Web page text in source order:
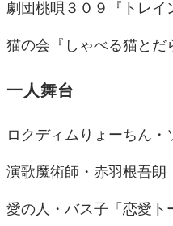
劇団桃唄３０９『トレイ
猫の会『しゃべる猫と
一人舞台
ロクディムりょーちん・
演歌魔術師・赤羽根吾朗
愛の人・バス子「恋愛